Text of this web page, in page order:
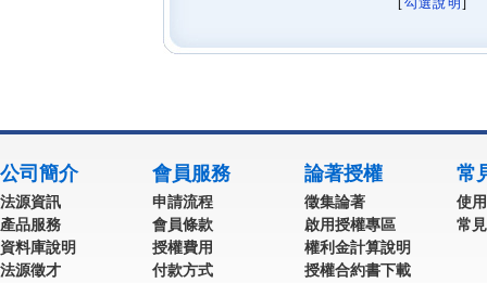
[勾選說明 ]
公司簡介
法源資訊
產品服務
資料庫說明
法源徵才
會員服務
申請流程
會員條款
授權費用
付款方式
論著授權
徵集論著
啟用授權專區
權利金計算說明
授權合約書下載
常
使
常